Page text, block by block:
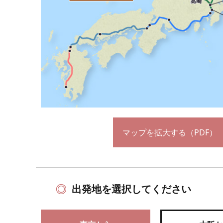
マップを拡大する（PDF）
出発地を選択してください